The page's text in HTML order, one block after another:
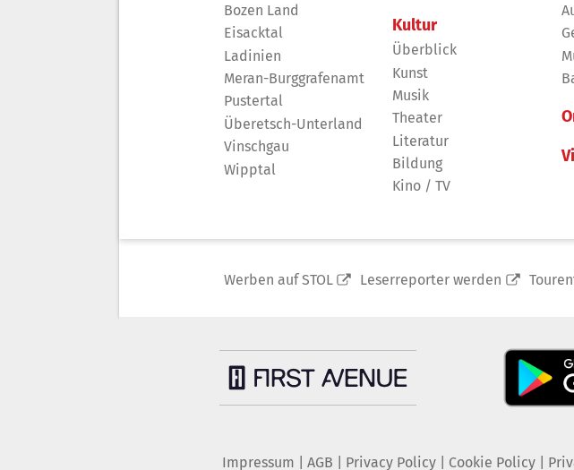
Bozen Land
Eisacktal
Ladinien
Meran-Burggrafenamt
Pustertal
Überetsch-Unterland
Vinschgau
Wipptal
Kultur
Überblick
Kunst
Musik
Theater
Literatur
Bildung
Kino / TV
Werben auf STOL Leserreporter werden
Impressum AGB Privacy Policy| Cookie Policy|